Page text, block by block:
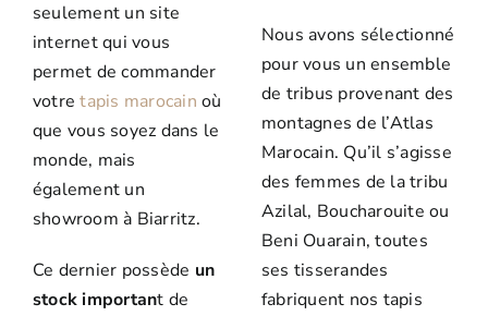
seulement un site
internet qui vous
permet de commander
votretapis marocain où
que vous soyez dans le
monde, mais
également un
showroom à Biarritz.
Ce dernier possède un
stock important de
Nous avons sélectionné
pour vous un ensemble
de tribus provenant des
montagnes de l’Atlas
Marocain. Qu’il s’agisse
des femmes de la tribu
Azilal, Boucharouite ou
Beni Ouarain, toutes
ses tisserandes
fabriquent nos tapis